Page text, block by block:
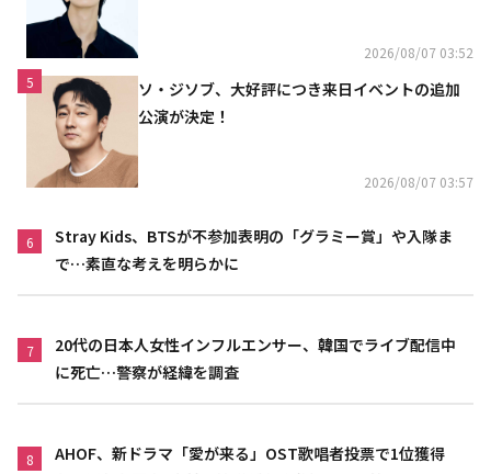
2026/08/07 03:52
5
ソ・ジソブ、大好評につき来日イベントの追加
公演が決定！
2026/08/07 03:57
6
Stray Kids、BTSが不参加表明の「グラミー賞」や入隊ま
で…素直な考えを明らかに
7
20代の日本人女性インフルエンサー、韓国でライブ配信中
に死亡…警察が経緯を調査
8
AHOF、新ドラマ「愛が来る」OST歌唱者投票で1位獲得